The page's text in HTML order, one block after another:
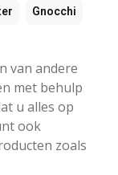
Gnocchi
van andere
met behulp
u alles op
ook
zoals